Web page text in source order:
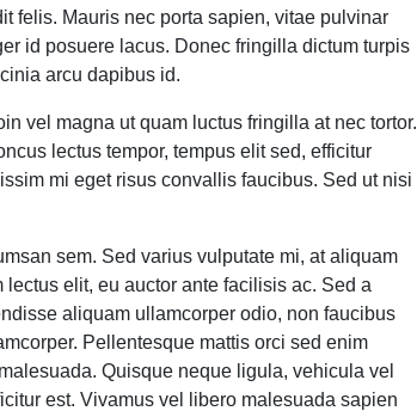
felis. Mauris nec porta sapien, vitae pulvinar
id posuere lacus. Donec fringilla dictum turpis
arcu dapibus id.
vel magna ut quam luctus fringilla at nec tortor.
lectus tempor, tempus elit sed, efficitur
mi eget risus convallis faucibus. Sed ut nisi
sem. Sed varius vulputate mi, at aliquam
elit, eu auctor ante facilisis ac. Sed a
aliquam ullamcorper odio, non faucibus
Pellentesque mattis orci sed enim
Quisque neque ligula, vehicula vel
est. Vivamus vel libero malesuada sapien